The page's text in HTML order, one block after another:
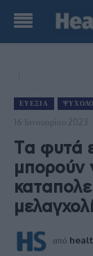
ΕΥΕΞΊΑ
16 Ιανουαρίου 2023
Tα φυτά
μπορούν
από